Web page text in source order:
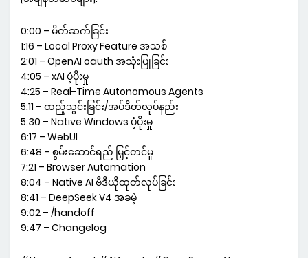
0:00 – မိတ်ဆက်ခြင်း
1:16 – Local Proxy Feature အသစ်
2:01 – OpenAI oauth အသုံးပြုခြင်း
4:05 – xAI ပံ့ပိုးမှု
4:25 – Real-Time Autonomous Agents
5:11 – ထည့်သွင်းခြင်း/အပ်ဒိတ်လုပ်နည်း
5:30 – Native Windows ပံ့ပိုးမှု
6:17 – WebUI
6:48 – စွမ်းဆောင်ရည် မြှင့်တင်မှု
7:21 – Browser Automation
8:04 – Native AI ဗီဒီယိုထုတ်လုပ်ခြင်း
8:41 – DeepSeek V4 အခမဲ့
9:02 – /handoff
9:47 – Changelog